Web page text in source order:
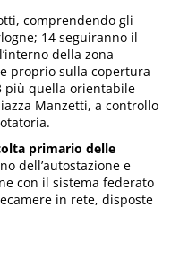
comprendendo gli
14 seguiranno il
della zona
proprio sulla copertura
più quella orientabile
Manzetti, a controllo
primario delle
dell’autostazione e
con il sistema federato
in rete, disposte